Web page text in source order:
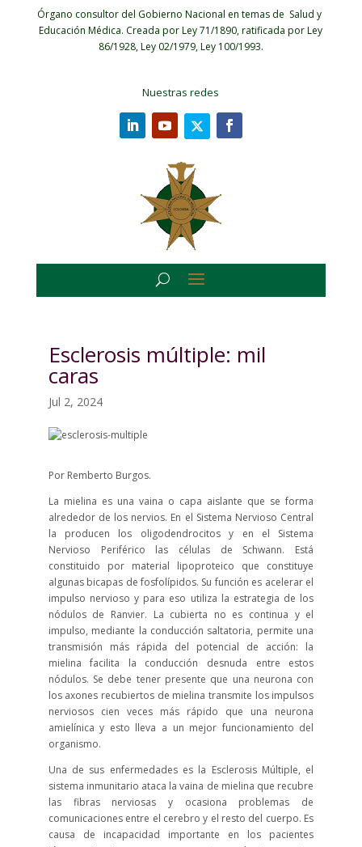
Órgano consultor del Gobierno Nacional en temas de Salud y
Educación Médica. Creada por Ley 71/1890, ratificada por Ley
86/1928, Ley 02/1979, Ley 100/1993.
Nuestras redes
Esclerosis múltiple: mil
caras
Jul 2, 2024
Por Remberto Burgos.
La mielina es una vaina o capa aislante que se forma
alrededor de los nervios. En el Sistema Nervioso Central
la producen los oligodendrocitos y en el Sistema
Nervioso Periférico las células de Schwann. Está
constituido por material lipoproteico que constituye
algunas bicapas de fosfolípidos. Su función es acelerar el
impulso nervioso y para eso utiliza la estrategia de los
nódulos de Ranvier. La cubierta no es continua y el
impulso, mediante la conducción saltatoria, permite una
transmisión más rápida del potencial de acción: la
mielina facilita la conducción desnuda entre estos
nódulos. Se debe tener presente que una neurona con
los axones recubiertos de mielina transmite los impulsos
nerviosos cien veces más rápido que una neurona
amielínica y esto lleva a un mejor funcionamiento del
organismo.
Una de sus enfermedades es la Esclerosis Múltiple, el
sistema inmunitario ataca la vaina de mielina que recubre
las fibras nerviosas y ocasiona problemas de
comunicaciones entre el cerebro y el resto del cuerpo. Es
causa de incapacidad importante en los pacientes